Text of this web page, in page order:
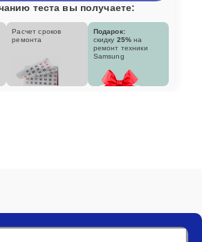
теста вы получаете:
Расчет сроков
ремонта
Подарок:
скидку 25% на
ремонт техники
Samsung